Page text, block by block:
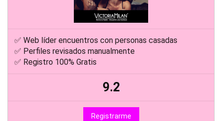
✅ Web líder encuentros con personas casadas
✅ Perfiles revisados manualmente
✅ Registro 100% Gratis
9.2
Registrarme